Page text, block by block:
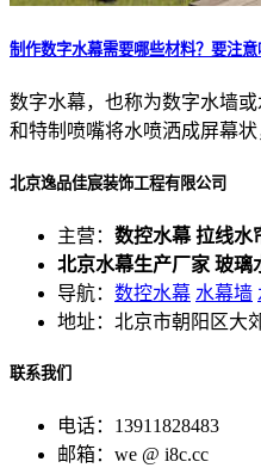
制作数字水幕需要哪些材料？要注意
数字水幕，也称为数字水墙
和特制喷嘴将水喷洒成屏幕状
北京逸品佳宸装饰工程有限公司
主营： 数控水幕 拉线水
北京水幕生产厂家 玻璃
导航： 数控水幕 水幕墙
地址：北京市朝阳区大
联系我们
电话：13911828483
邮箱：we @ i8c.cc